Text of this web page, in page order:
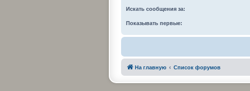
Искать сообщения за:
Показывать первые:
На главную Список форумов